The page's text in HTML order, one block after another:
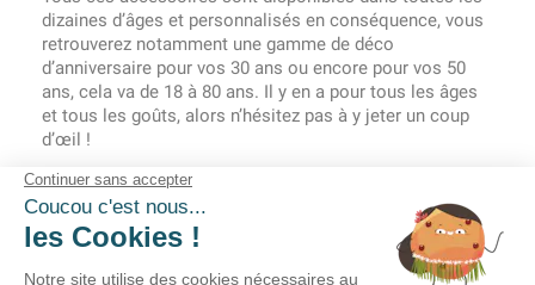
dizaines d’âges et personnalisés en conséquence, vous
retrouverez notamment une gamme de déco
d’anniversaire pour vos 30 ans ou encore pour vos 50
ans, cela va de 18 à 80 ans. Il y en a pour tous les âges
et tous les goûts, alors n’hésitez pas à y jeter un coup
d’œil !
Chemin de tables, confettis, centre de table et
bien d'autres